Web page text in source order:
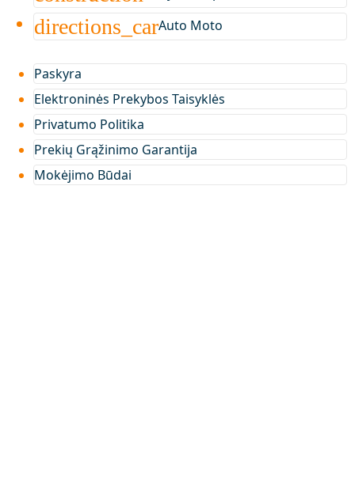
directions_carAuto Moto
Paskyra
Elektroninės Prekybos Taisyklės
Privatumo Politika
Prekių Grąžinimo Garantija
Mokėjimo Būdai